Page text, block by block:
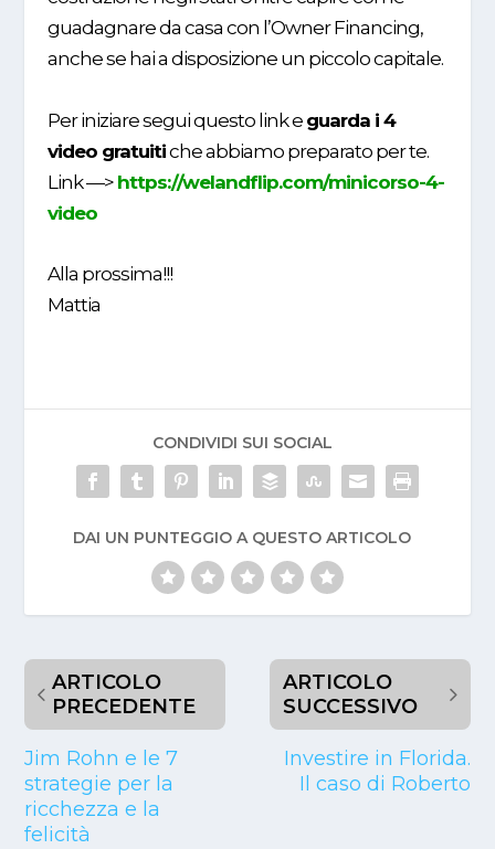
guadagnare da casa con l’Owner Financing,
anche se hai a disposizione un piccolo capitale.
Per iniziare segui questo link e guarda i 4
video gratuitiche abbiamo preparato per te.
Link —> https://welandflip.com/minicorso-4-
video
Alla prossima!!!
Mattia
CONDIVIDI SUI SOCIAL
DAI UN PUNTEGGIO A QUESTO ARTICOLO
ARTICOLO
PRECEDENTE
Jim Rohn e le 7
strategie per la
ricchezza e la
felicità
ARTICOLO
SUCCESSIVO
Investire in Florida.
Il caso di Roberto